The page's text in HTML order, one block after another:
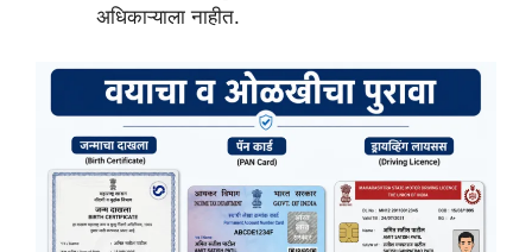
अधिकाऱ्याला नाहीत.